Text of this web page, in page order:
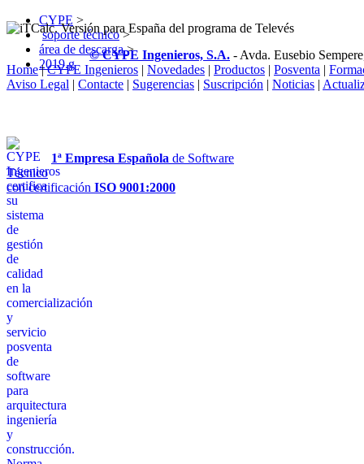
CYPE >
soporte técnico>
área de descarga>
2019.g
© CYPE Ingenieros, S.A. - Avda. Eusebio
Home|CYPE Ingenieros | Novedades | Productos | Posventa |
Aviso Legal | Contacte | Sugerencias | Suscripción | Noticias |
1ª Empresa Española de Software
Técnico
con certificación ISO 9001:2000